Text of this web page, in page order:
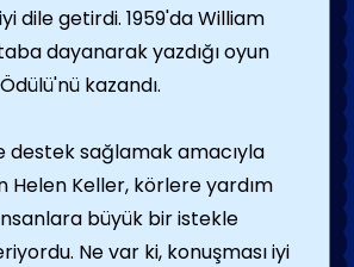
di­le getirdi. 1959'da William
dayanarak yazdığı oyun
kazandı.
destek sağlamak amacıyla
Helen Keller, körlere yardım
büyük bir istekle
Ne var ki, konuşması iyi